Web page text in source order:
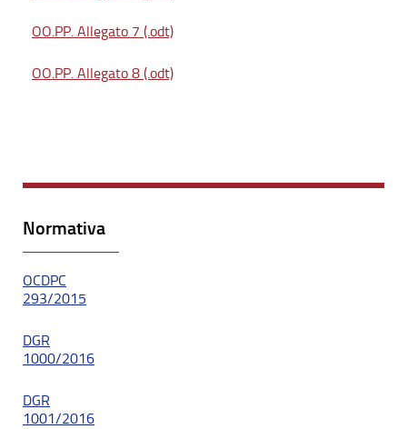
OO.PP. Allegato 7 (.odt)
OO.PP. Allegato 8 (.odt)
Normativa
OCDPC
293/2015
DGR
1000/2016
DGR
1001/2016